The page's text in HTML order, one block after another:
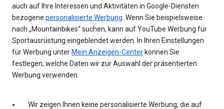
auch auf Ihre Interessen und Aktivitäten in Google-Diensten
bezogene personalisierte Werbung . Wenn Sie beispielsweise
nach „Mountainbikes“ suchen, kann auf YouTube Werbung für
Sportausrüstung eingeblendet werden. In Ihren Einstellungen
für Werbung unter Mein Anzeigen-Center können Sie
festlegen, welche Daten wir zur Auswahl der präsentierten
Werbung verwenden.
Wir zeigen Ihnen keine personalisierte Werbung, die auf